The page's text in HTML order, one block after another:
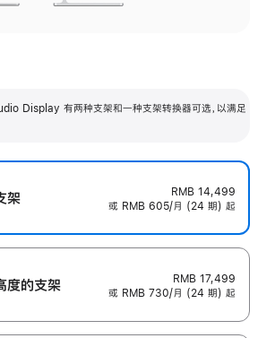
Display 有两种支架和一种支架转换器可选，以满足
架
RMB 14,499
或 RMB 605/月 (24 期) 起
度的支‍架
RMB 17,499
或 RMB 730/月 (24 期) 起